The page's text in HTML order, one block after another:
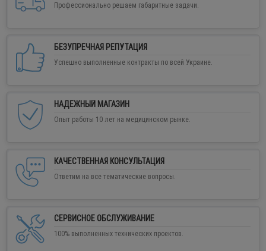
Профессионально решаем габаритные задачи.
БЕЗУПРЕЧНАЯ РЕПУТАЦИЯ
Успешно выполненные контракты по всей Украине.
НАДЕЖНЫЙ МАГАЗИН
Опыт работы 10 лет на медицинском рынке.
КАЧЕСТВЕННАЯ КОНСУЛЬТАЦИЯ
Ответим на все тематические вопросы.
СЕРВИСНОЕ ОБСЛУЖИВАНИЕ
100% выполненных технических проектов.